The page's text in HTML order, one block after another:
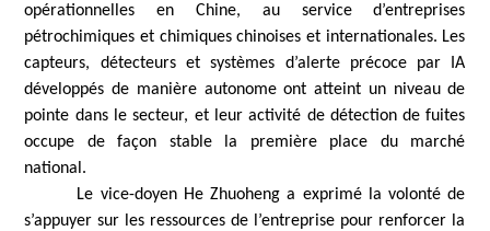
opérationnelles en Chine, au service d’entreprises
pétrochimiques et chimiques chinoises et internationales. Les
capteurs, détecteurs et systèmes d’alerte précoce par IA
développés de manière autonome ont atteint un niveau de
pointe dans le secteur, et leur activité de détection de fuites
occupe de façon stable la première place du marché
national.
Le vice-doyen He Zhuoheng a exprimé la volonté de
s’appuyer sur les ressources de l’entreprise pour renforcer la